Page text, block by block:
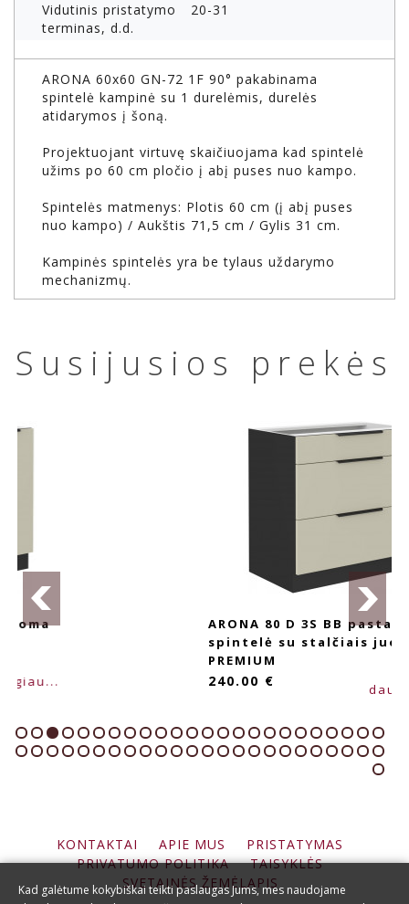
Vidutinis pristatymo
terminas, d.d.
20-31
ARONA 60x60 GN-72 1F 90° pakabinama
spintelė kampinė su 1 durelėmis, durelės
atidarymos į šoną.
Projektuojant virtuvę skaičiuojama kad spintelė
užims po 60 cm pločio į abį puses nuo kampo.
Spintelės matmenys: Plotis 60 cm (į abį puses
nuo kampo) / Aukštis 71,5 cm / Gylis 31 cm.
Kampinės spintelės yra be tylaus uždarymo
mechanizmų.
Susijusios prekės
ARONA 80 D 3S BB pastatoma
spintelė su stalčiais juoda
daugiau...
KONTAKTAI APIE MUS
PRISTATYMAS
PRIVATUMO POLITIKA
TAISYKLĖS
SVETAINĖS ŽEMĖLAPIS
Kad galėtume kokybiškai teikti paslaugas Jums, mes naudojame